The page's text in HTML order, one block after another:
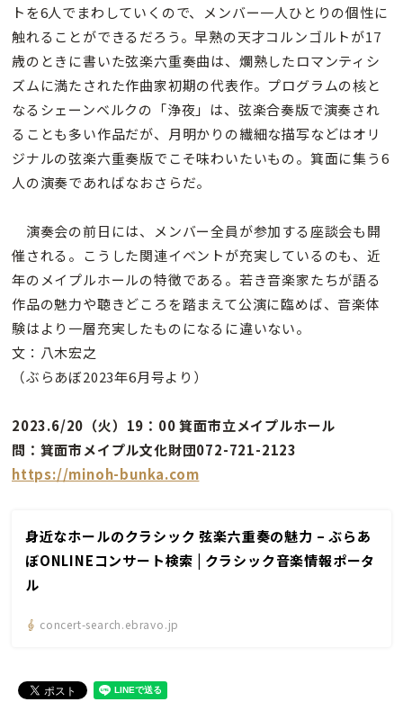
トを6人でまわしていくので、メンバー一人ひとりの個性に
触れることができるだろう。早熟の天才コルンゴルトが17
歳のときに書いた弦楽六重奏曲は、爛熟したロマンティシ
ズムに満たされた作曲家初期の代表作。プログラムの核と
なるシェーンベルクの「浄夜」は、弦楽合奏版で演奏され
ることも多い作品だが、月明かりの繊細な描写などはオリ
ジナルの弦楽六重奏版でこそ味わいたいもの。箕面に集う6
人の演奏であればなおさらだ。
演奏会の前日には、メンバー全員が参加する座談会も開
催される。こうした関連イベントが充実しているのも、近
年のメイプルホールの特徴である。若き音楽家たちが語る
作品の魅力や聴きどころを踏まえて公演に臨めば、音楽体
験はより一層充実したものになるに違いない。
文：八木宏之
（ぶらあぼ2023年6月号より）
2023.6/20（火）19：00 箕面市立メイプルホール
問：箕面市メイプル文化財団072-721-2123
https://minoh-bunka.com
身近なホールのクラシック 弦楽六重奏の魅力 – ぶらあ
ぼONLINEコンサート検索 | クラシック音楽情報ポータ
ル
concert-search.ebravo.jp